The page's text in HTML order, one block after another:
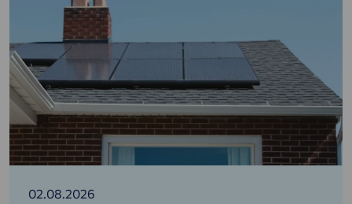
02.08.2026